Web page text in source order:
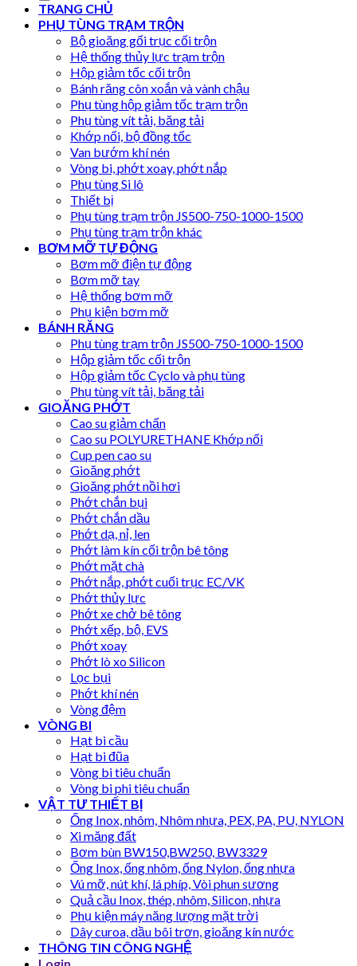
TRANG CHỦ
PHỤ TÙNG TRẠM TRỘN
Bộ gioăng gối trục cối trộn
Hệ thống thủy lực trạm trộn
Hộp giảm tốc cối trộn
Bánh răng côn xoắn và vành chậu
Phụ tùng hộp giảm tốc trạm trộn
Phụ tùng vít tải, băng tải
Khớp nối, bộ đồng tốc
Van bướm khí nén
Vòng bi, phớt xoay, phớt nắp
Phụ tùng Si lô
Thiết bị
Phụ tùng trạm trộn JS500-750-1000-1500
Phụ tùng trạm trộn khác
BƠM MỠ TỰ ĐỘNG
Bơm mỡ điện tự động
Bơm mỡ tay
Hệ thống bơm mỡ
Phụ kiện bơm mỡ
BÁNH RĂNG
Phụ tùng trạm trộn JS500-750-1000-1500
Hộp giảm tốc cối trộn
Hộp giảm tốc Cyclo và phụ tùng
Phụ tùng vít tải, băng tải
GIOĂNG PHỚT
Cao su giảm chấn
Cao su POLYURETHANE Khớp nối
Cup pen cao su
Gioăng phớt
Gioăng phớt nồi hơi
Phớt chắn bụi
Phớt chắn dầu
Phớt dạ, nỉ, len
Phớt làm kín cối trộn bê tông
Phớt mặt chà
Phớt nắp, phớt cuối trục EC/VK
Phớt thủy lực
Phớt xe chở bê tông
Phớt xếp, bộ, EVS
Phớt xoay
Phớt lò xo Silicon
Lọc bụi
Phớt khí nén
Vòng đệm
VÒNG BI
Hạt bi cầu
Hạt bi đũa
Vòng bi tiêu chuẩn
Vòng bi phi tiêu chuẩn
VẬT TƯ THIẾT BỊ
Ống Inox, nhôm, Nhôm nhựa, PEX, PA, PU, NYLON
Xi măng đất
Bơm bùn BW150,BW250, BW3329
Ống Inox, ống nhôm, ống Nylon, ống nhựa
Vú mỡ, nút khí, lá phíp, Vòi phun sương
Quả cầu Inox, thép, nhôm, Silicon, nhựa
Phụ kiện máy năng lượng mặt trời
Dây curoa, dầu bôi trơn, gioăng kín nước
THÔNG TIN CÔNG NGHỆ